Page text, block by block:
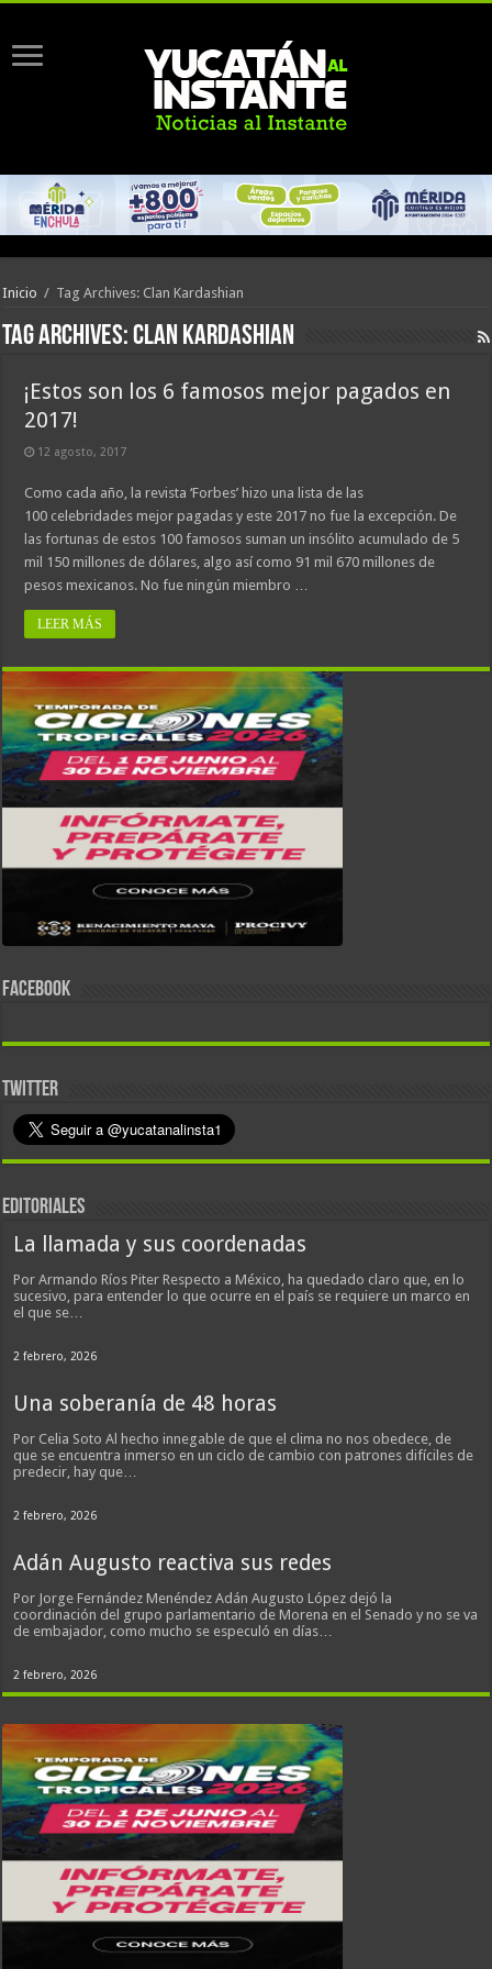
Inicio / Tag Archives: Clan Kardashian
Tag Archives:Clan Kardashian
¡Estos son los 6 famosos mejor pagados en
2017!
12 agosto, 2017
Como cada año, la revista ‘Forbes’ hizo una lista de las
100 celebridades mejor pagadas y este 2017 no fue la excepción. De
las fortunas de estos 100 famosos suman un insólito acumulado de 5
mil 150 millones de dólares, algo así como 91 mil 670 millones de
pesos mexicanos. No fue ningún miembro …
LEER MÁS
FACEBOOK
TWITTER
EDITORIALES
La llamada y sus coordenadas
Por Armando Ríos Piter Respecto a México, ha quedado claro que, en lo
sucesivo, para entender lo que ocurre en el país se requiere un marco en
el que se…
2 febrero, 2026
Una soberanía de 48 horas
Por Celia Soto Al hecho innegable de que el clima no nos obedece, de
que se encuentra inmerso en un ciclo de cambio con patrones difíciles de
predecir, hay que…
2 febrero, 2026
Adán Augusto reactiva sus redes
Por Jorge Fernández Menéndez Adán Augusto López dejó la
coordinación del grupo parlamentario de Morena en el Senado y no se va
de embajador, como mucho se especuló en días…
2 febrero, 2026